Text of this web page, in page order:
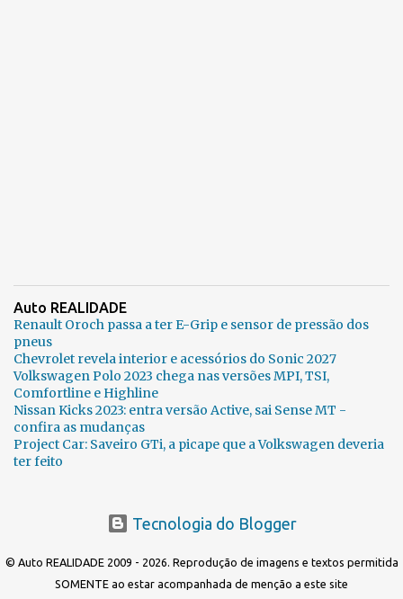
Auto REALIDADE
Renault Oroch passa a ter E-Grip e sensor de pressão dos
pneus
Chevrolet revela interior e acessórios do Sonic 2027
Volkswagen Polo 2023 chega nas versões MPI, TSI,
Comfortline e Highline
Nissan Kicks 2023: entra versão Active, sai Sense MT -
confira as mudanças
Project Car: Saveiro GTi, a picape que a Volkswagen deveria
ter feito
Tecnologia do Blogger
© Auto REALIDADE 2009 - 2026. Reprodução de imagens e textos permitida
SOMENTE ao estar acompanhada de menção a este site